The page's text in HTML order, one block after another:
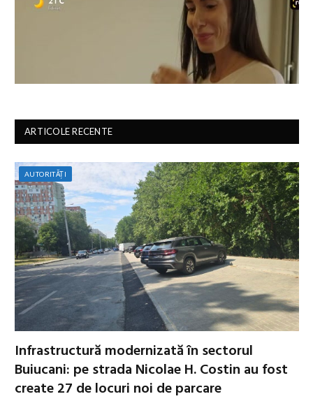
ARTICOLE RECENTE
AUTORITĂȚI
Infrastructură modernizată în sectorul
Buiucani: pe strada Nicolae H. Costin au fost
create 27 de locuri noi de parcare